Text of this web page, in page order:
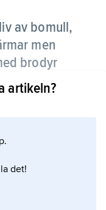
av bomull,
men
brodyr
från att
artikeln?
det!